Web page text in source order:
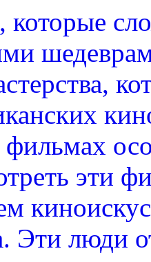
фильмах
эти
Эти люди